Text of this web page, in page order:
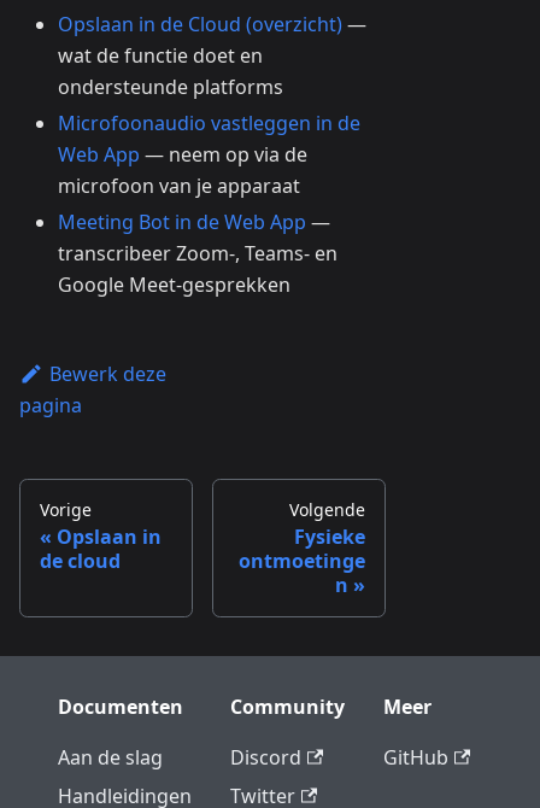
Opslaan in de Cloud (overzicht)—
wat de functie doet en
ondersteunde platforms
Microfoonaudio vastleggen in de
Web App — neem op via de
microfoon van je apparaat
Meeting Bot in de Web App —
transcribeer Zoom-, Teams- en
Google Meet-gesprekken
Bewerk deze
pagina
Vorige
Opslaan in
de cloud
Volgende
Fysieke
ontmoetinge
n
Documenten
Aan de slag
Handleidingen
Community
Discord
Twitter
Meer
GitHub